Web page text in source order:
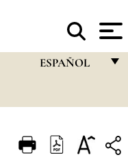
ESPAÑOL
ITALIANO